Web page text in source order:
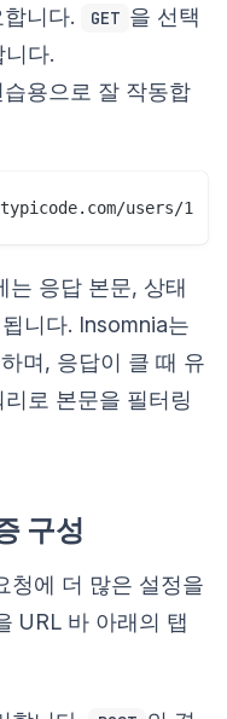
니다. GET 을 선택
다.
용으로 잘 작동합
는 응답 본문, 상태
니다. Insomnia는
며, 응답이 클 때 유
로 본문을 필터링
구성
청에 더 많은 설정을
URL 바 아래의 탭